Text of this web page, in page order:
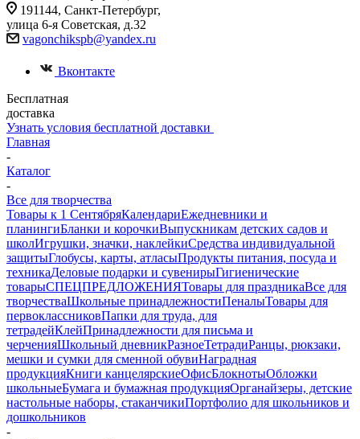
191144, Санкт-Петербург,
улица 6-я Советская, д.32
vagonchikspb@yandex.ru
Вконтакте
Бесплатная
доставка
Узнать условия бесплатной доставки
Главная
-
Каталог
-
Все для творчества
Товары к 1 СентябряКалендариЕжедневники и
планингиБланки и корочкиВыпускникам детских садов и
школИгрушки, значки, наклейкиСредства индивидуальной
защитыГлобусы, карты, атласыПродукты питания, посуда и
техникаДеловые подарки и сувенирыГигиенические
товарыСПЕЦПРЕДЛОЖЕНИЯТовары для праздникаВсе для
творчестваШкольные принадлежностиПеналыТовары для
первоклассниковПапки для труда, для
тетрадейКлейПринадлежности для письма и
черченияШкольный дневникРазноеТетрадиРанцы, рюкзаки,
мешки и сумки для сменной обувиНаградная
продукцияКниги канцелярскиеОфисБлокнотыОбложки
школьныеБумага и бумажная продукцияОрганайзеры, детские
настольные наборы, стаканчикиПортфолио для школьников и
дошкольников
-